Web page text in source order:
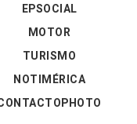
EPSOCIAL
MOTOR
TURISMO
NOTIMÉRICA